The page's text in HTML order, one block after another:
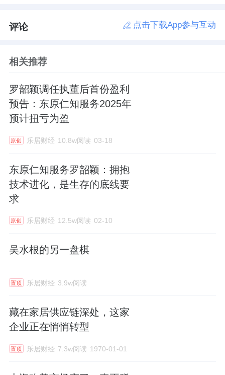
评论 点击下载App参与互动
相关推荐
罗韶颖调任执董后首份盈利
预告：东原仁知服务2025年
预计扭亏为盈
原创 乐居财经 10.8w阅读 03-18
东原仁知服务罗韶颖：拥抱
技术进化，是生存的底线要
求
原创 乐居财经 12.5w阅读 02-10
吴水根的另一盘棋
置顶 乐居财经 3.9w阅读
藏在家居供应链深处，这家
企业正在悄悄转型
置顶 乐居财经 7.3w阅读 1970-01-01